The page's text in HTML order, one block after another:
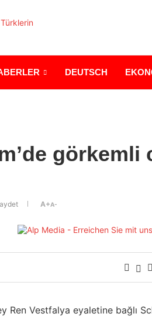
DEUTSCH
A+A-
Ren Vestfalya eyaletine bağlı